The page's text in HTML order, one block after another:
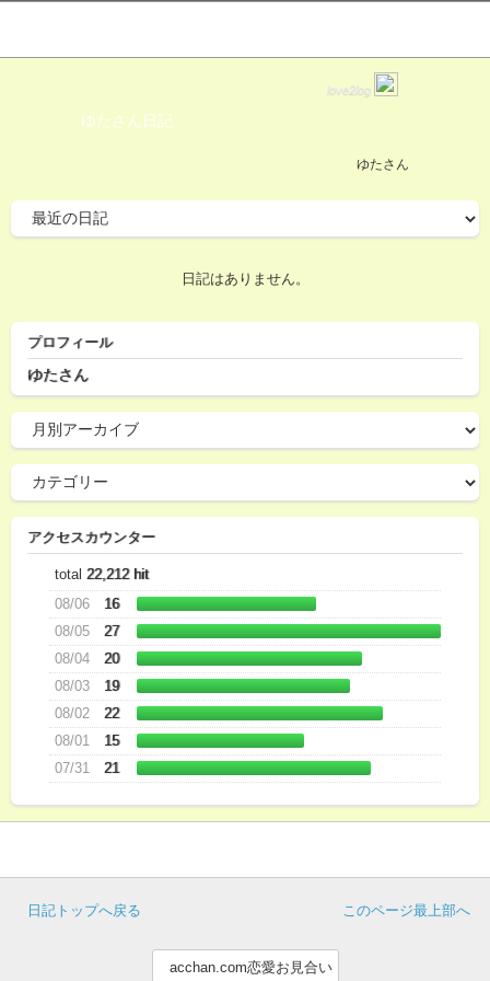
love2log
ゆたさん日記
ゆたさん
日記はありません。
プロフィール
ゆたさん
アクセスカウンター
total 22,212 hit
08/06
16
08/05
27
08/04
20
08/03
19
08/02
22
08/01
15
07/31
21
このページ最上部へ
日記トップへ戻る